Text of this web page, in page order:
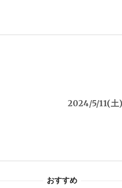
2024/5/11(
おすすめ